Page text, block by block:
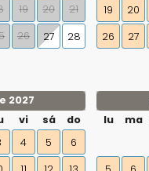
19 20
21
26 27
28
19
20
26
27
2027
vi sá
do
4 5
6
lu
ma